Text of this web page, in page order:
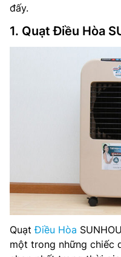
đấy.
1. Quạt Điều Hòa
QuạtĐiều Hòa
một trong những chiếc